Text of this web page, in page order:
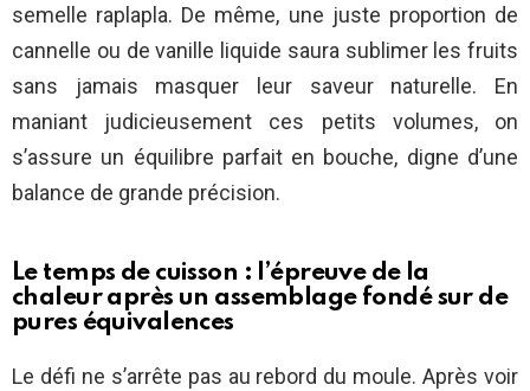
semelle raplapla. De même, une juste proportion de
cannelle ou de vanille liquide saura sublimer les fruits
sans jamais masquer leur saveur naturelle. En
maniant judicieusement ces petits volumes, on
s’assure un équilibre parfait en bouche, digne d’une
balance de grande précision.
Le temps de cuisson : l’épreuve de la
chaleur après un assemblage fondé sur de
pures équivalences
Le défi ne s’arrête pas au rebord du moule. Après voir